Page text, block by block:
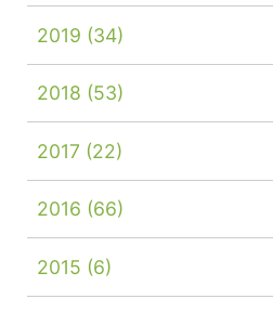
2019 (34)
2018 (53)
2017 (22)
2016 (66)
2015 (6)